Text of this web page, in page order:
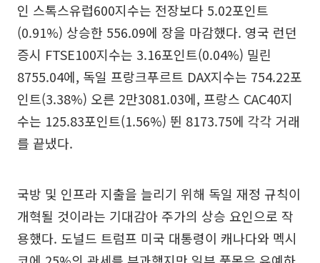
인 스톡스유럽600지수는 전장보다 5.02포인트
(0.91%) 상승한 556.09에 장을 마감했다. 영국 런던
증시 FTSE100지수는 3.16포인트(0.04%) 밀린
8755.04에, 독일 프랑크푸르트 DAX지수는 754.22포
인트(3.38%) 오른 2만3081.03에, 프랑스 CAC40지
수는 125.83포인트(1.56%) 뛴 8173.75에 각각 거래
를 끝냈다.
국방 및 인프라 지출을 늘리기 위해 독일 재정 규칙이
개혁될 것이라는 기대감아 주가의 상승 요인으로 작
용했다. 도널드 트럼프 미국 대통령이 캐나다와 멕시